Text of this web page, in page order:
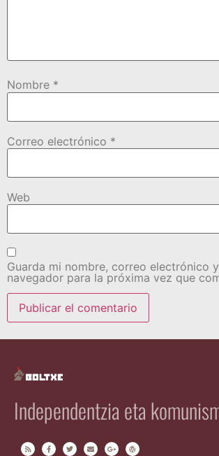
Nombre *
Correo electrónico *
Web
Guarda mi nombre, correo electrónico
navegador para la próxima vez que
Independentzia eta